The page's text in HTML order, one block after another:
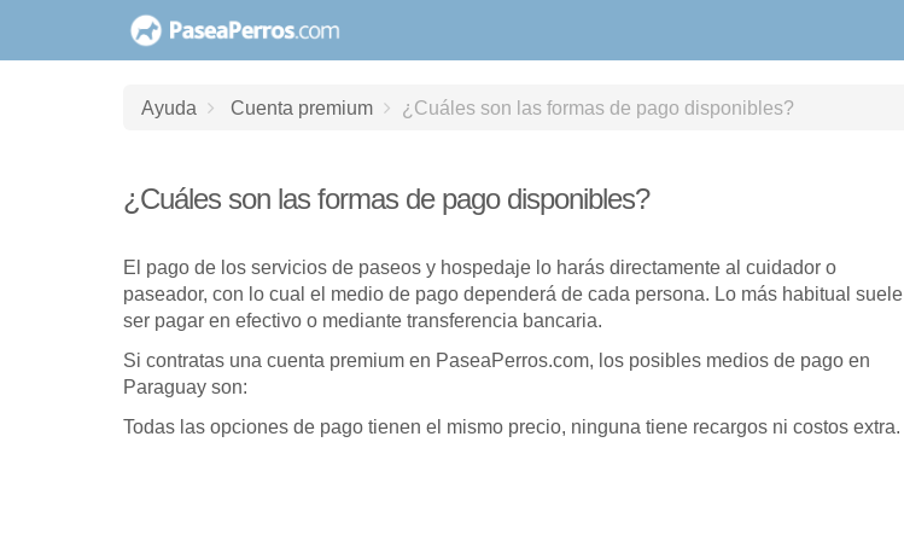
contenido
Ayuda Cuenta premium ¿Cuáles son las formas de pago disponibles?
¿Cuáles son las formas de pago disponibles?
El pago de los servicios de paseos y hospedaje lo harás directamente al cuidador o
paseador, con lo cual el medio de pago dependerá de cada persona. Lo más habitual suele
ser pagar en efectivo o mediante transferencia bancaria.
Si contratas una cuenta premium en PaseaPerros.com, los posibles medios de pago en
Paraguay son:
Todas las opciones de pago tienen el mismo precio, ninguna tiene recargos ni costos extra.